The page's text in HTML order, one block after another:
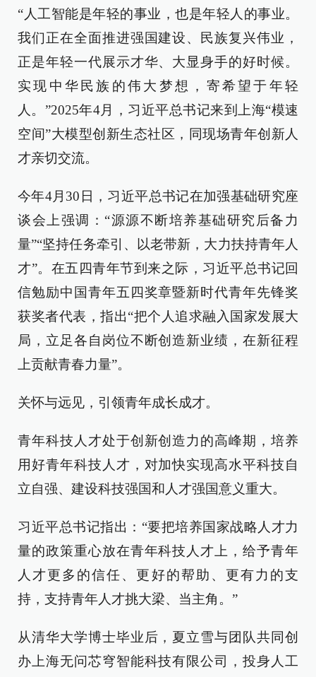
“人工智能是年轻的事业，也是年轻人的事业。
我们正在全面推进强国建设、民族复兴伟业，
正是年轻一代展示才华、大显身手的好时候。
实现中华民族的伟大梦想，寄希望于年轻
人。”2025年4月，习近平总书记来到上海“模速
空间”大模型创新生态社区，同现场青年创新人
才亲切交流。
今年4月30日，习近平总书记在加强基础研究座
谈会上强调：“源源不断培养基础研究后备力
量”“坚持任务牵引、以老带新，大力扶持青年人
才”。在五四青年节到来之际，习近平总书记回
信勉励中国青年五四奖章暨新时代青年先锋奖
获奖者代表，指出“把个人追求融入国家发展大
局，立足各自岗位不断创造新业绩，在新征程
上贡献青春力量”。
关怀与远见，引领青年成长成才。
青年科技人才处于创新创造力的高峰期，培养
用好青年科技人才，对加快实现高水平科技自
立自强、建设科技强国和人才强国意义重大。
习近平总书记指出：“要把培养国家战略人才力
量的政策重心放在青年科技人才上，给予青年
人才更多的信任、更好的帮助、更有力的支
持，支持青年人才挑大梁、当主角。”
从清华大学博士毕业后，夏立雪与团队共同创
办上海无问芯穹智能科技有限公司，投身人工